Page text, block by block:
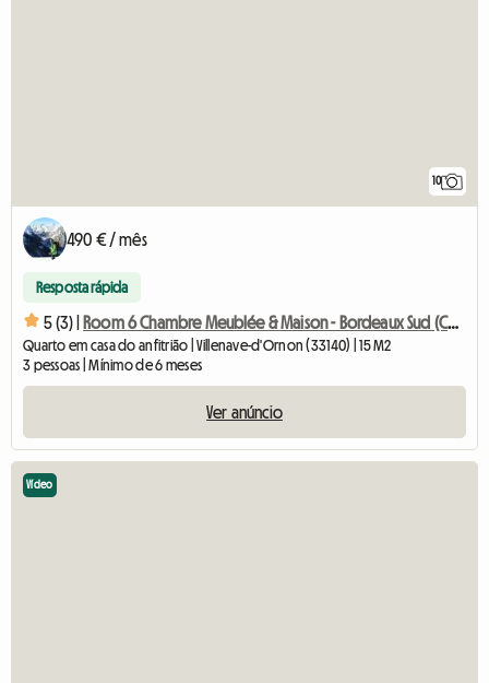
10
490 € / mês
Resposta rápida
5 (3) | Room 6 Chambre Meublée & Maison - Bordeaux Sud (Colocation)
Quarto em casa do anfitrião | Villenave-d'Ornon (33140) | 15 M2
3 pessoas | Mínimo de 6 meses
Ver anúncio
Vídeo